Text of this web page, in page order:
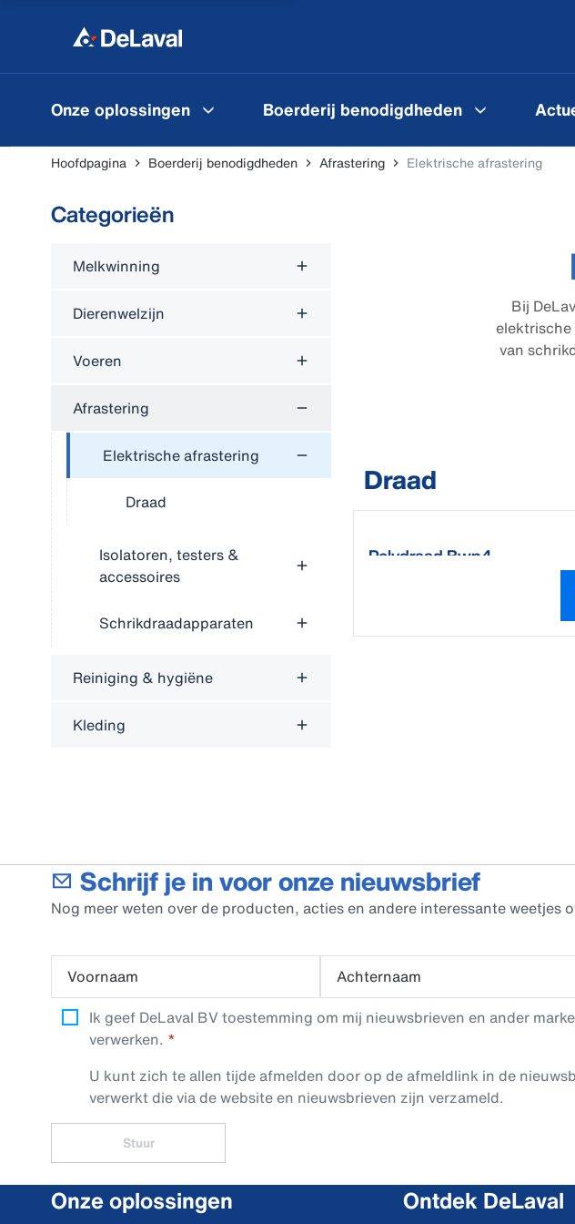
Onze oplossingen Boerderij benodigdheden
Hoofdpagina Boerderij benodigdheden Afrastering Elektrische afrastering
Categorieën
Melkwinning
Dierenwelzijn
Voeren
Afrastering
Elektrische afrastering
Draad
Isolatoren, testers &
accessoires
Schrikdraadapparaten
Reiniging & hygiëne
Kleding
Bij
van
Draad
Polydraad Bwp4
Schrijf je in voor onze nieuwsbrief
Nog meer weten over de producten, acties en andere interessante weetjes
Voornaam Achternaam
Ik geef DeLaval BV toestemming om mij nieuwsbrieven en ander
verwerken.
U kunt zich te allen tijde afmelden door op de afmeldlink in de
verwerkt die via de website en nieuwsbrieven zijn verzameld.
Stuur
Onze oplossingen Ontdek DeLaval